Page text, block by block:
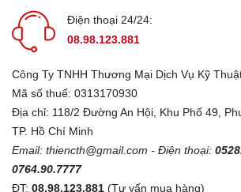
Điện thoại 24/24:
08.98.123.881
Công Ty TNHH Thương Mại Dịch Vụ Kỹ
Mã số thuế: 0313170930
Địa chỉ: 118/2 Đường An Hội, Khu Phố 49,
TP. Hồ Chí Minh
Email: thiencth@gmail.com - Điện thoại:
0764.90.7777
ĐT: 08.98.123.881 (Tư vấn mua hàng)